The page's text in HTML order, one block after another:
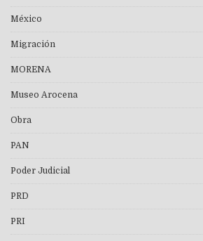
México
Migración
MORENA
Museo Arocena
Obra
PAN
Poder Judicial
PRD
PRI